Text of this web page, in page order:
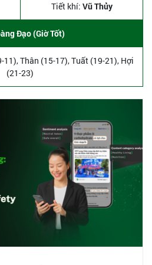
Tiết khí: Vũ Thủy
Đạo (Giờ Tốt)
11), Thân (15-17), Tuất (19-21), Hợi
(21-23)